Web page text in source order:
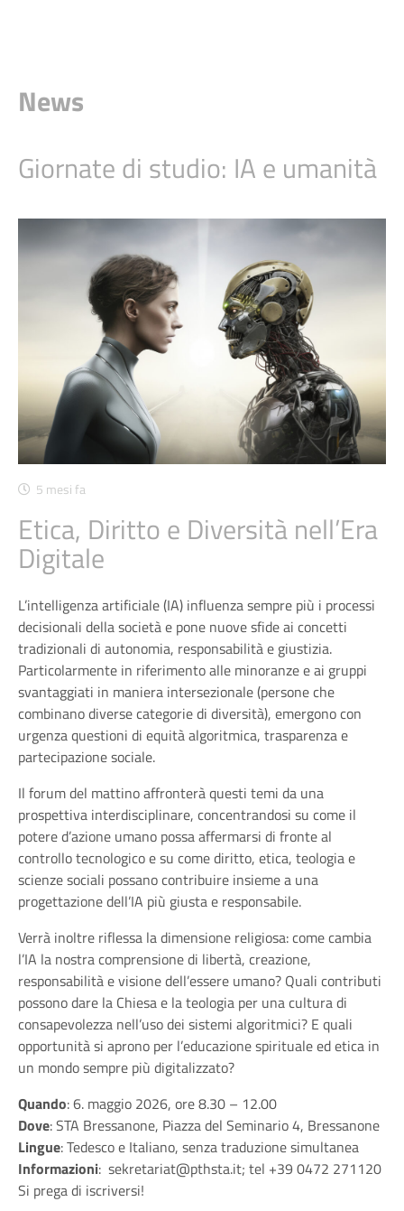
News
Giornate di studio: IA e umanità
5 mesi fa
Etica, Diritto e Diversità nell’Era
Digitale
L’intelligenza artificiale (IA) influenza sempre più i processi
decisionali della società e pone nuove sfide ai concetti
tradizionali di autonomia, responsabilità e giustizia.
Particolarmente in riferimento alle minoranze e ai gruppi
svantaggiati in maniera intersezionale (persone che
combinano diverse categorie di diversità), emergono con
urgenza questioni di equità algoritmica, trasparenza e
partecipazione sociale.
Il forum del mattino affronterà questi temi da una
prospettiva interdisciplinare, concentrandosi su come il
potere d’azione umano possa affermarsi di fronte al
controllo tecnologico e su come diritto, etica, teologia e
scienze sociali possano contribuire insieme a una
progettazione dell’IA più giusta e responsabile.
Verrà inoltre riflessa la dimensione religiosa: come cambia
l’IA la nostra comprensione di libertà, creazione,
responsabilità e visione dell’essere umano? Quali contributi
possono dare la Chiesa e la teologia per una cultura di
consapevolezza nell’uso dei sistemi algoritmici? E quali
opportunità si aprono per l’educazione spirituale ed etica in
un mondo sempre più digitalizzato?
Quando: 6. maggio 2026, ore 8.30 – 12.00
Dove: STA Bressanone, Piazza del Seminario 4, Bressanone
Lingue: Tedesco e Italiano, senza traduzione simultanea
Informazioni: sekretariat@pthsta.it; tel +39 0472 271120
Si prega di iscriversi!